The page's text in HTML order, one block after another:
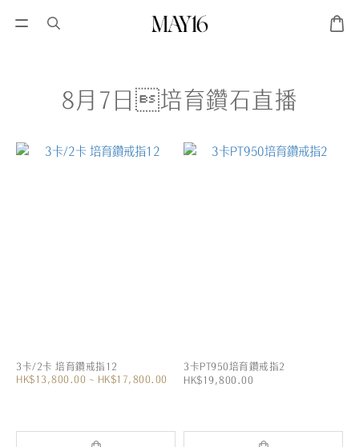
8月7日培育鑽石直播
3卡/2卡 培育鑽戒指12
HK$13,800.00 ~ HK$17,800.00
3卡PT950培育鑽戒指2
HK$19,800.00